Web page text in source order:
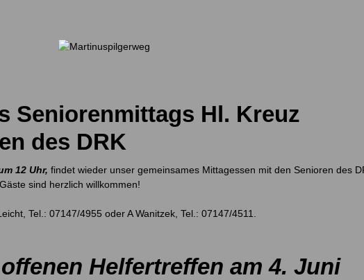
Seniorenmittags Hl. Kreuz
des DRK
12 Uhr, findet wieder unser gemeinsames Mittagessen mit den Senioren des
sind herzlich willkommen!
Tel.: 07147/4955 oder A Wanitzek, Tel.: 07147/4511.
Helfertreffen am 4. Juni